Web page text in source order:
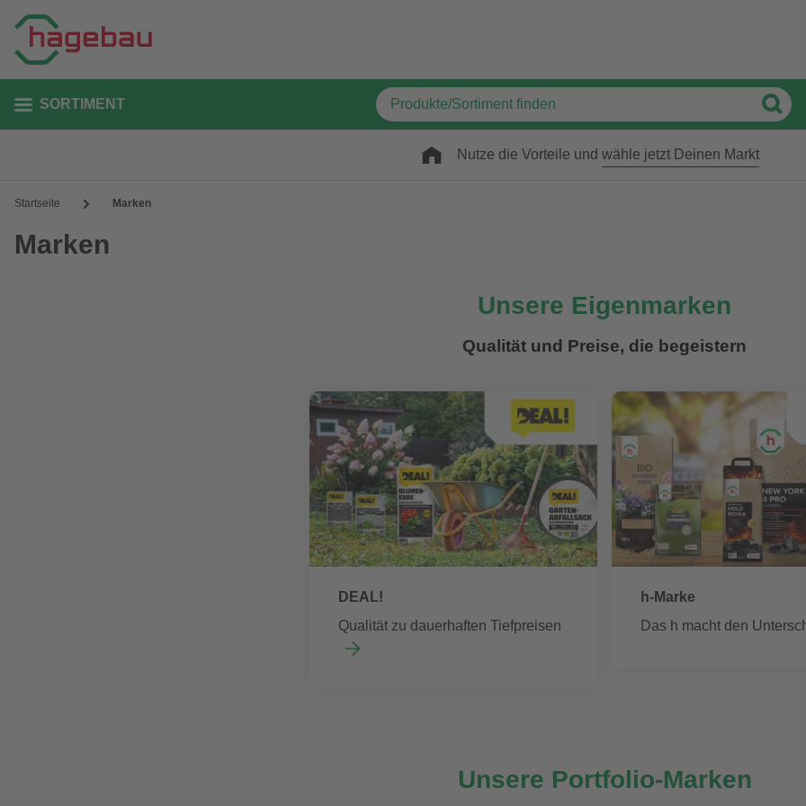
SORTIMENT
Nutze die Vorteile und wähle jetzt Deinen Markt
Startseite Marken
Marken
Unsere Eigenmarken
Qualität und Preise, die begeistern
DEAL!
Qualität zu dauerhaften Tiefpreisen
h-Marke
Das h macht den
Unsere Portfolio-Marken